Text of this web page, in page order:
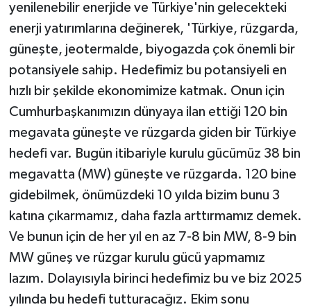
yenilenebilir enerjide ve Türkiye'nin gelecekteki
enerji yatırımlarına değinerek, 'Türkiye, rüzgarda,
güneşte, jeotermalde, biyogazda çok önemli bir
potansiyele sahip. Hedefimiz bu potansiyeli en
hızlı bir şekilde ekonomimize katmak. Onun için
Cumhurbaşkanımızın dünyaya ilan ettiği 120 bin
megavata güneşte ve rüzgarda giden bir Türkiye
hedefi var. Bugün itibariyle kurulu gücümüz 38 bin
megavatta (MW) güneşte ve rüzgarda. 120 bine
gidebilmek, önümüzdeki 10 yılda bizim bunu 3
katına çıkarmamız, daha fazla arttırmamız demek.
Ve bunun için de her yıl en az 7-8 bin MW, 8-9 bin
MW güneş ve rüzgar kurulu gücü yapmamız
lazım. Dolayısıyla birinci hedefimiz bu ve biz 2025
yılında bu hedefi tutturacağız. Ekim sonu